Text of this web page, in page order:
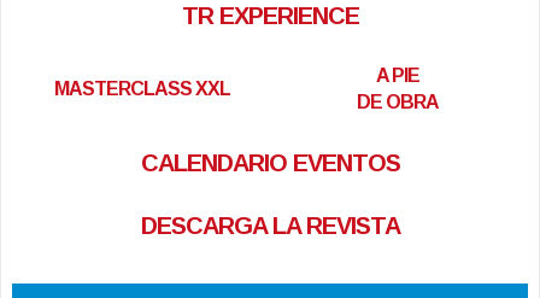
TR EXPERIENCE
MASTERCLASS XXL
A PIE
DE OBRA
CALENDARIO EVENTOS
DESCARGA LA REVISTA